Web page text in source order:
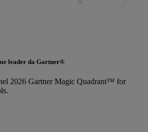
leader da Gartner®
2026 Gartner Magic Quadrant™ for